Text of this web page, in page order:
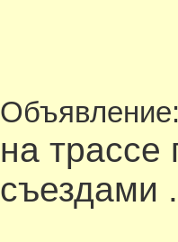
на трассе
съездами .